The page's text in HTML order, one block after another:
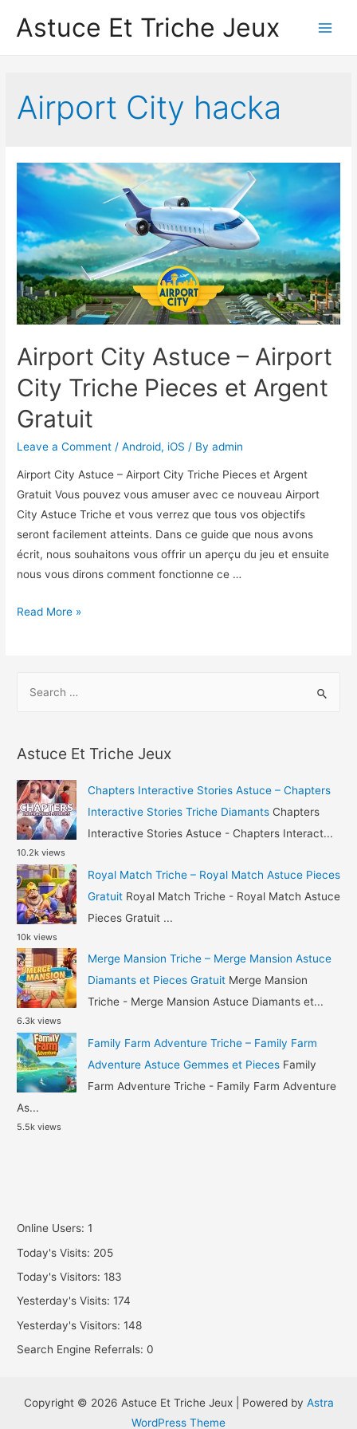
Astuce Et Triche Jeux
Airport City hacka
Airport City Astuce – Airport
City Triche Pieces et Argent
Gratuit
Leave a Comment /Android, iOS / Byadmin
Airport City Astuce – Airport City Triche Pieces et Argent
Gratuit Vous pouvez vous amuser avec ce nouveau Airport
City Astuce Triche et vous verrez que tous vos objectifs
seront facilement atteints. Dans ce guide que nous avons
écrit, nous souhaitons vous offrir un aperçu du jeu et ensuite
nous vous dirons comment fonctionne ce …
Airport
Airport
Pieces
Argent
Gratuit
Read More »
h
f
o
r
:
Astuce Et Triche Jeux
Chapters Interactive Stories Astuce – Chapters
Interactive Stories Triche Diamants Chapters
Interactive Stories Astuce - Chapters Interact...
10.2k views
Royal Match Triche – Royal Match Astuce Pieces
Gratuit Royal Match Triche - Royal Match Astuce
Pieces Gratuit ...
10k views
Merge Mansion Triche – Merge Mansion Astuce
Diamants et Pieces Gratuit Merge Mansion
Triche - Merge Mansion Astuce Diamants et...
6.3k views
Family Farm Adventure Triche – Family Farm
Adventure Astuce Gemmes et Pieces Family
Farm Adventure Triche - Family Farm Adventure
As...
5.5k views
Online Users:1
Today's Visits: 205
Today's Visitors:183
Yesterday's Visits:174
Yesterday's Visitors:148
Search Engine Referrals:0
Copyright © 2026 Astuce Et Triche Jeux | Powered by Astra
WordPress Theme